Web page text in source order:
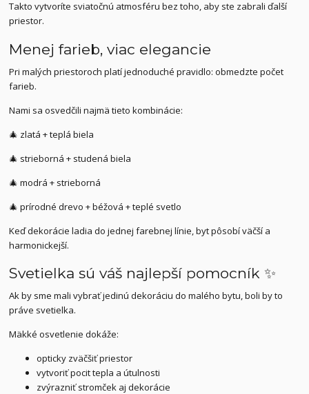
Takto vytvoríte sviatočnú atmosféru bez toho, aby ste zabrali ďalší
priestor.
Menej farieb, viac elegancie
Pri malých priestoroch platí jednoduché pravidlo: obmedzte počet
farieb.
Nami sa osvedčili najmä tieto kombinácie:
🎄 zlatá + teplá biela
🎄 strieborná + studená biela
🎄 modrá + strieborná
🎄 prírodné drevo + béžová + teplé svetlo
Keď dekorácie ladia do jednej farebnej línie, byt pôsobí väčší a
harmonickejší.
Svetielka sú váš najlepší pomocník ✨
Ak by sme mali vybrať jedinú dekoráciu do malého bytu, boli by to
práve svetielka.
Mäkké osvetlenie dokáže:
opticky zväčšiť priestor
vytvoriť pocit tepla a útulnosti
zvýrazniť stromček aj dekorácie